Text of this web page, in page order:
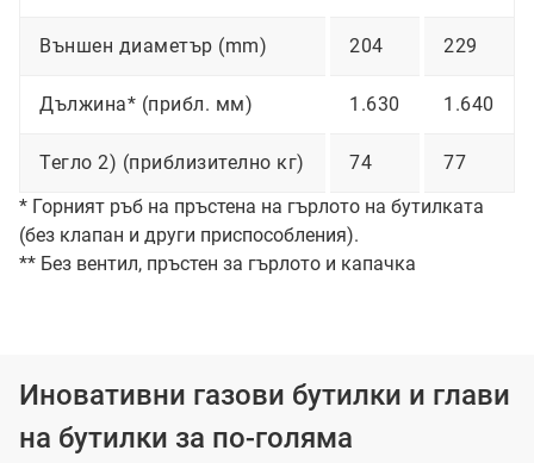
Външен диаметър (mm) 204 229
Дължина* (прибл. мм) 1.630 1.640
Тегло 2) (приблизително кг) 74
77
* Горният ръб на пръстена на гърлото на бутилката
(без клапан и други приспособления).
** Без вентил, пръстен за гърлото и капачка
Иновативни газови бутилки и глави
на бутилки за по-голяма